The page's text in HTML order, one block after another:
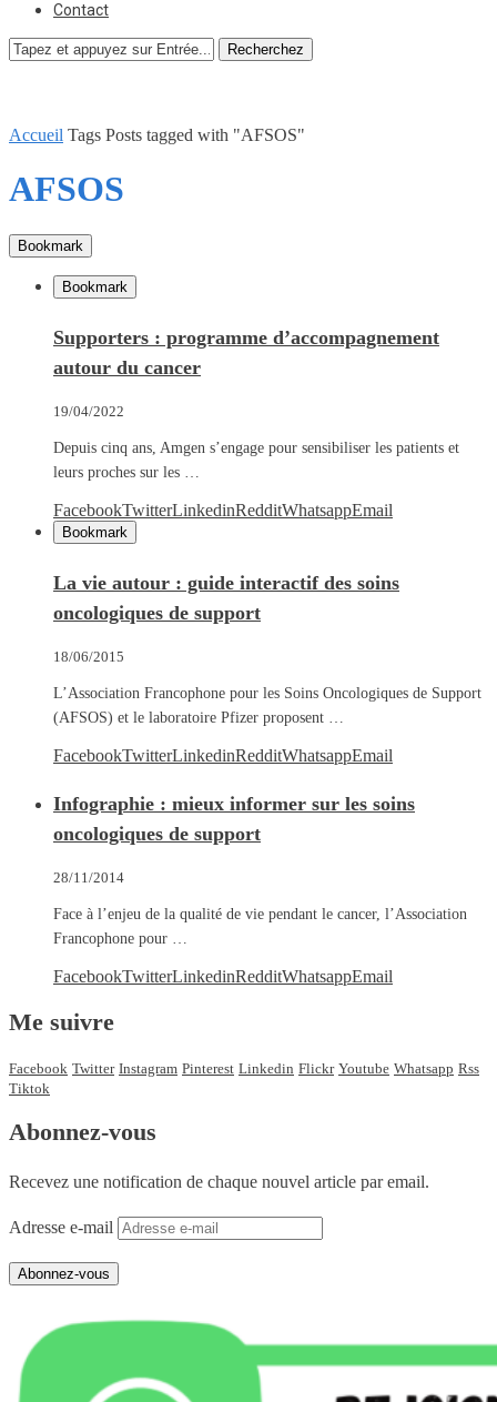
Contact
Recherchez
Accueil Tags Posts tagged with "AFSOS"
AFSOS
Bookmark
Bookmark
Supporters : programme d’accompagnement
autour du cancer
19/04/2022
Depuis cinq ans, Amgen s’engage pour sensibiliser les patients et
leurs proches sur les …
FacebookTwitterLinkedinRedditWhatsappEmail
Bookmark
La vie autour : guide interactif des soins
oncologiques de support
18/06/2015
L’Association Francophone pour les Soins Oncologiques de Support
(AFSOS) et le laboratoire Pfizer proposent …
FacebookTwitterLinkedinRedditWhatsappEmail
Infographie : mieux informer sur les soins
oncologiques de support
28/11/2014
Face à l’enjeu de la qualité de vie pendant le cancer, l’Association
Francophone pour …
FacebookTwitterLinkedinRedditWhatsappEmail
Me suivre
Facebook Twitter Instagram Pinterest Linkedin Flickr Youtube Whatsapp Rss
Tiktok
Abonnez-vous
Recevez une notification de chaque nouvel article par email.
Adresse e-mail
Abonnez-vous